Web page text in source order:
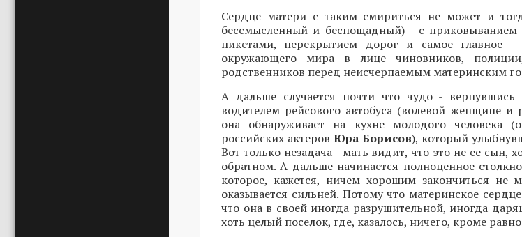
Сердце матери с таким смириться не может и
бессмысленный и беспощадный) - с
пикетами, перекрытием дорог и самое главное -
окружающего мира в лице чиновников,
родственников перед неисчерпаемым материнским
А дальше случается почти что чудо -
водителем рейсового автобуса (волевой женщине и
она обнаруживает на кухне молодого человека
российских актеров Юра Борисов), который
Вот только незадача - мать видит, что это не ее сын,
обратном. А дальше начинается полноценное
которое, кажется, ничем хорошим закончиться не
оказывается сильней. Потому что материнское
что она в своей иногда разрушительной, иногда
хоть целый поселок, где, казалось, ничего, кроме